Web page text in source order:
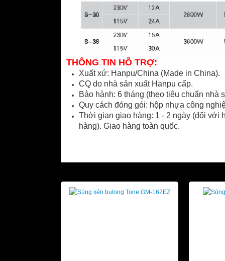
THÔNG TIN HỖ TRỢ:
Xuất xứ: Hanpu/China (Made in China).
CQ do nhà sản xuất Hanpu cấp.
Bảo hành: 6 tháng (theo tiêu chuẩn nhà
Quy cách đóng gói: hộp nhựa công
Thời gian giao hàng: 1 - 2 ngày (đối với
hàng). Giao hàng toàn quốc.